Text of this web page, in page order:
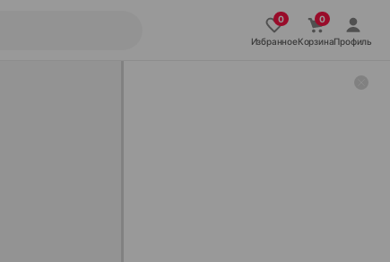
ИзбранноеКорзинаПрофиль